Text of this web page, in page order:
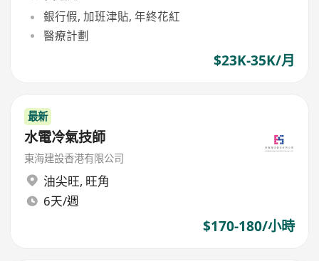
銀行假, 加班津貼, 年終花紅
醫療計劃
$23K-35K/月
最新
水電冷氣技師
東海建設香港有限公司
油尖旺, 旺角
6天/週
$170-180/小時